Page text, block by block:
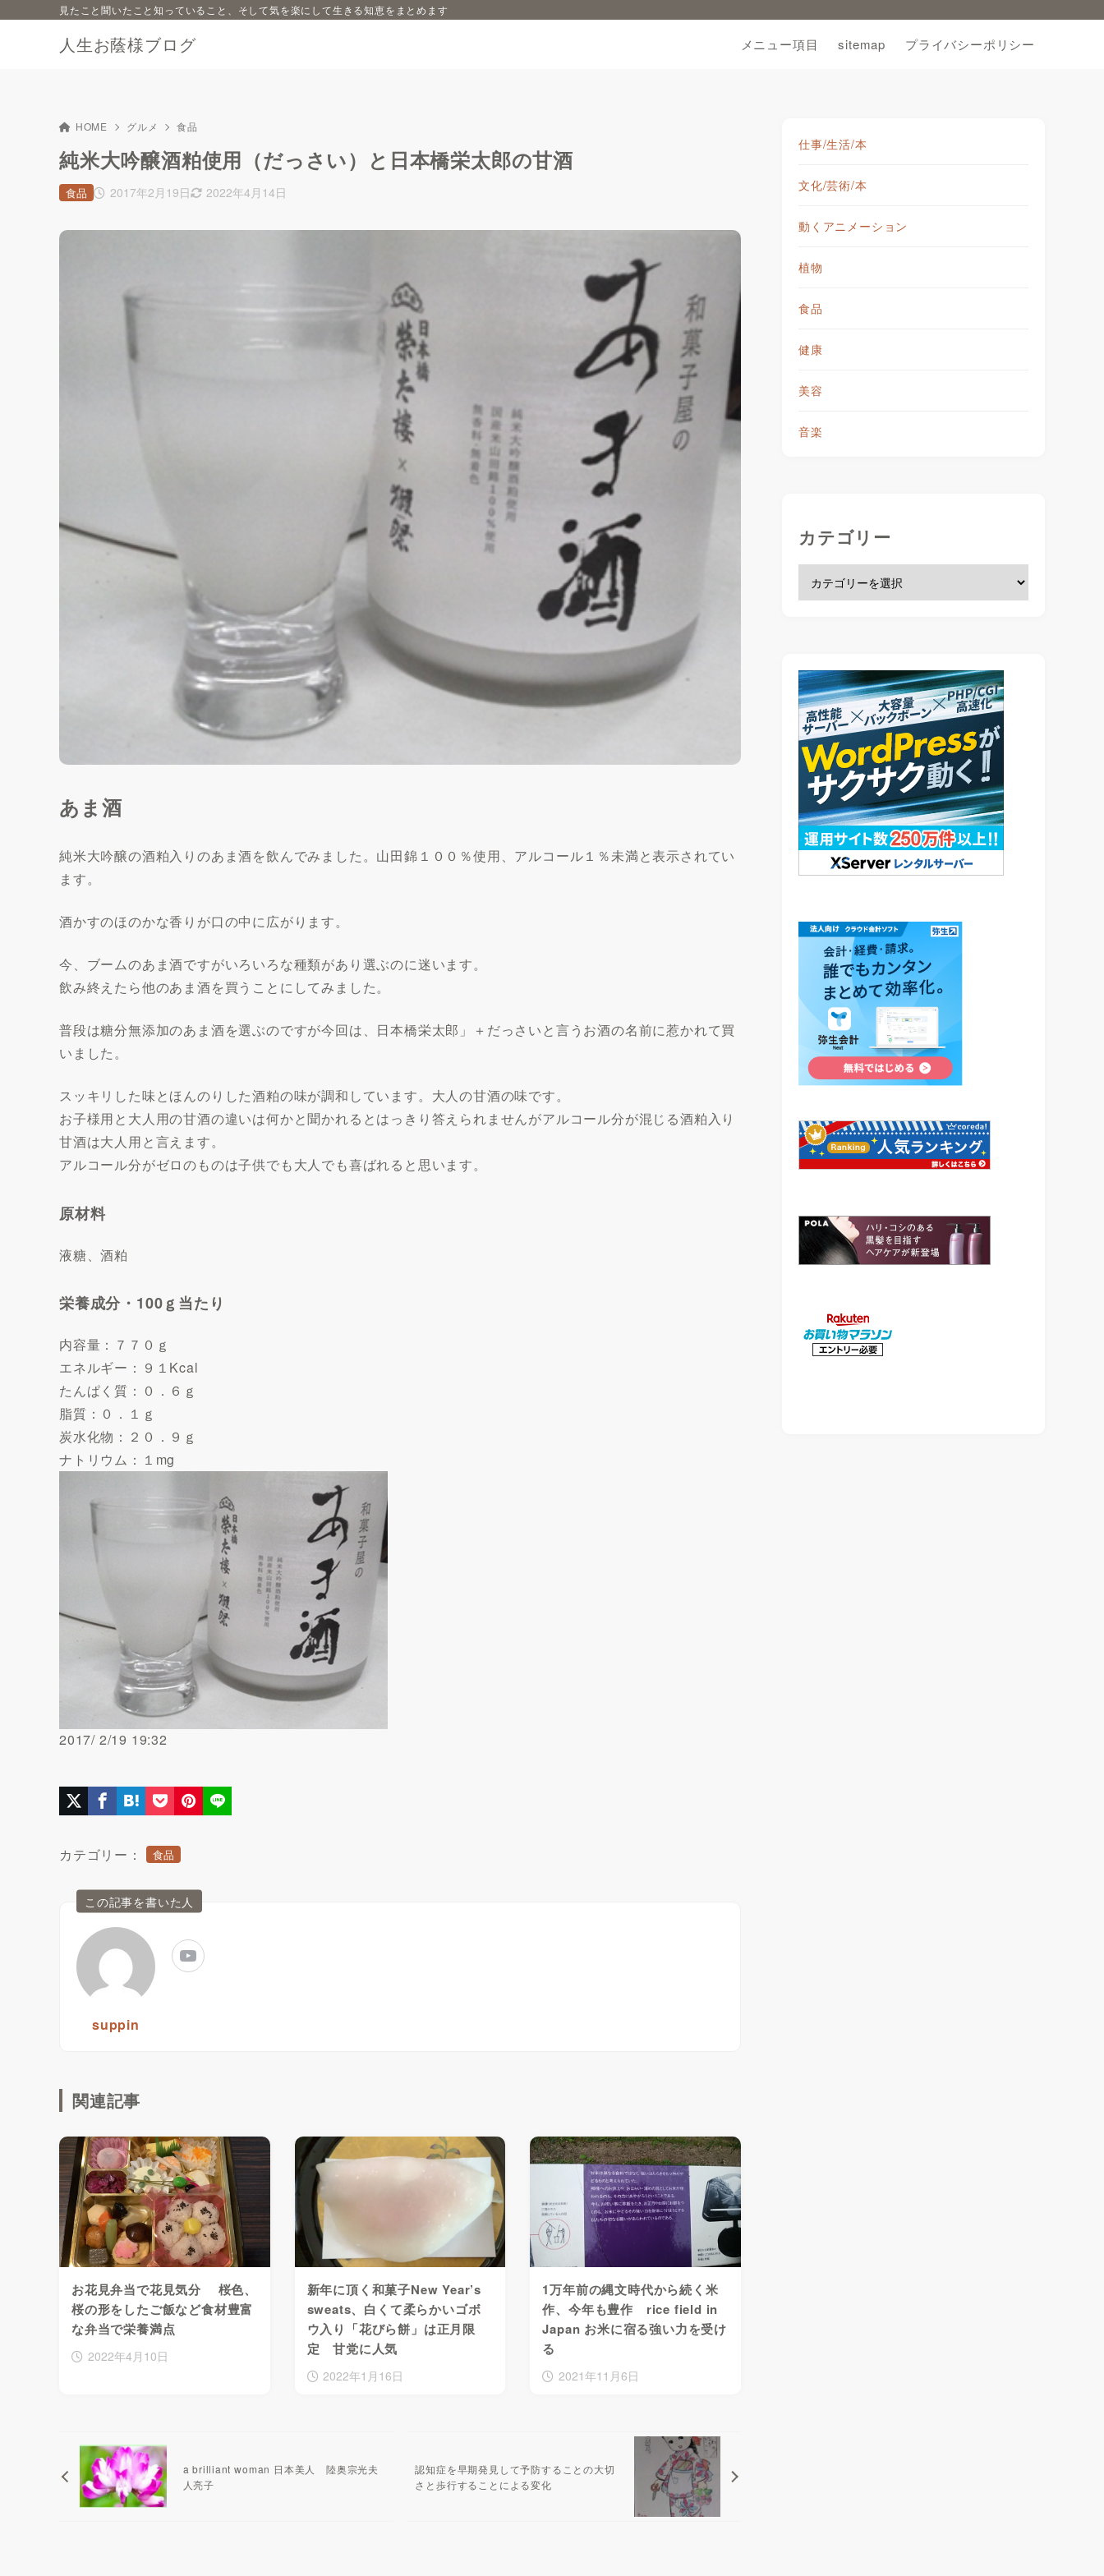
人生お蔭様ブログ
見たこと聞いたこと知っていること、そして気を楽にして生きる知恵をまとめます
メニュー項目 sitemap プライバシーポリシー
HOME グルメ 食品
純米大吟醸酒粕使用（だっさい）と日本橋栄太郎の甘酒
2017年2月19日 2022年4月14日
食品
あま酒
純米大吟醸の酒粕入りのあま酒を飲んでみました。山田錦１００％使用、アルコール１％未満と表示されてい
ます。
酒かすのほのかな香りが口の中に広がります。
今、ブームのあま酒ですがいろいろな種類があり選ぶのに迷います。
飲み終えたら他のあま酒を買うことにしてみました。
普段は糖分無添加のあま酒を選ぶのですが今回は、日本橋栄太郎」＋だっさいと言うお酒の名前に惹かれて買
いました。
スッキリした味とほんのりした酒粕の味が調和しています。大人の甘酒の味です。
お子様用と大人用の甘酒の違いは何かと聞かれるとはっきり答えられませんがアルコール分が混じる酒粕入り
甘酒は大人用と言えます。
アルコール分がゼロのものは子供でも大人でも喜ばれると思います。
原材料
液糖、酒粕
栄養成分・100ｇ当たり
内容量：７７０ｇ
エネルギー：９１Kcal
たんぱく質：０．６ｇ
脂質：０．１ｇ
炭水化物：２０．９ｇ
ナトリウム：１mg
2017/ 2/19 19:32
カテゴリー： 食品
この記事を書いた人
suppin
関連記事
お花見弁当で花見気分 桜色、
桜の形をしたご飯など食材豊富
な弁当で栄養満点
2022年4月10日
新年に頂く和菓子New Year’s
sweats、白くて柔らかいゴボ
ウ入り「花びら餅」は正月限
定 甘党に人気
2022年1月16日
1万年前の縄文時代から続く米
作、今年も豊作 rice field in
Japan お米に宿る強い力を受け
る
2021年11月6日
a brilliant woman 日本美人 陸奥宗光夫
人亮子
認知症を早期発見して予防することの大切
さと歩行することによる変化
仕事/生活/本
文化/芸術/本
動くアニメーション
植物
食品
健康
美容
音楽
カテゴリー